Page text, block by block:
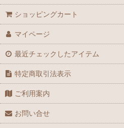
ショッピングカート
マイページ
最近チェックしたアイテム
特定商取引法表示
ご利用案内
お問い合せ